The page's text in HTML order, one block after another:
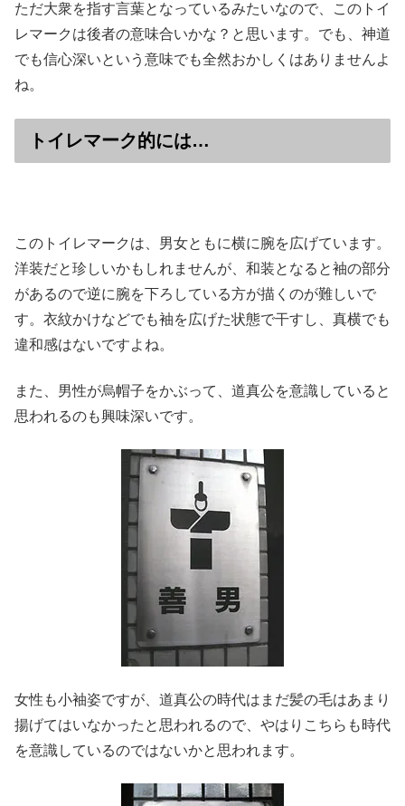
ただ大衆を指す言葉となっているみたいなので、このトイ
レマークは後者の意味合いかな？と思います。でも、神道
でも信心深いという意味でも全然おかしくはありませんよ
ね。
トイレマーク的には…
このトイレマークは、男女ともに横に腕を広げています。
洋装だと珍しいかもしれませんが、和装となると袖の部分
があるので逆に腕を下ろしている方が描くのが難しいで
す。衣紋かけなどでも袖を広げた状態で干すし、真横でも
違和感はないですよね。
また、男性が烏帽子をかぶって、道真公を意識していると
思われるのも興味深いです。
女性も小袖姿ですが、道真公の時代はまだ髪の毛はあまり
揚げてはいなかったと思われるので、やはりこちらも時代
を意識しているのではないかと思われます。